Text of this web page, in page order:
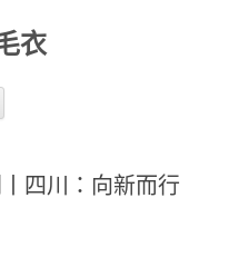
衣
四川：向新而行